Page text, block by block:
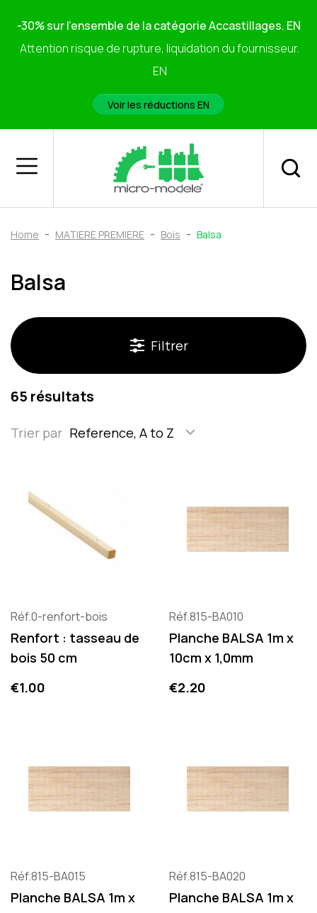
-30% sur l'ensemble de la catégorie Accastillages. EN
Attention risque de rupture, liquidation du fournisseur.
EN
Voir les réductions EN
Home MATIERE PREMIERE Bois Balsa
Balsa
Filtrer
65 résultats
Trier par Reference, A to Z
Réf.0-renfort-bois
Renfort : tasseau de
bois 50 cm
Price
€1.00
Réf.815-BA010
Planche BALSA 1m x
10cm x 1,0mm
Price
€2.20
Réf.815-BA015
Planche BALSA 1m x
Réf.815-BA020
Planche BALSA 1m x